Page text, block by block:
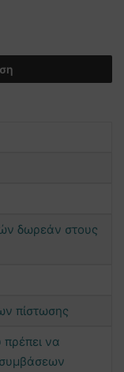
δωρεάν στους
πίστωσης
να